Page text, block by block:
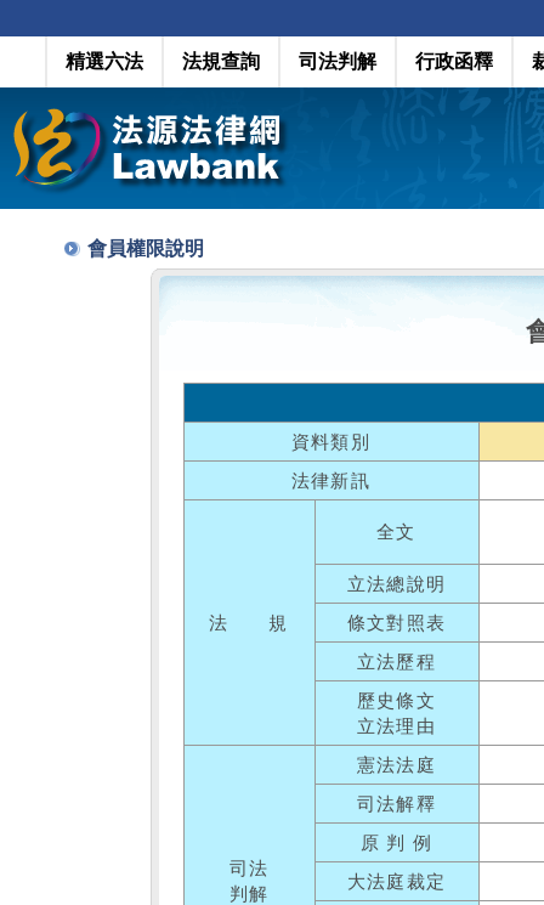
精選六法 法規查詢 司法判解 行政函釋
會員權限說明
資料類別
法律新訊
法 規
全文
立法總說明
條文對照表
立法歷程
歷史條文
立法理由
司法
判解
憲法法庭
司法解釋
原 判 例
大法庭裁定